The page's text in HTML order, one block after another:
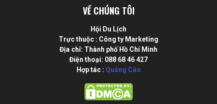
VỀ CHÚNG TÔI
Hội Du Lịch
Trực thuộc : Công ty Marketing
Địa chỉ: Thành phố Hồ Chí Minh
Điện thoại: 088 68 46 427
Hợp tác : Quảng Cáo